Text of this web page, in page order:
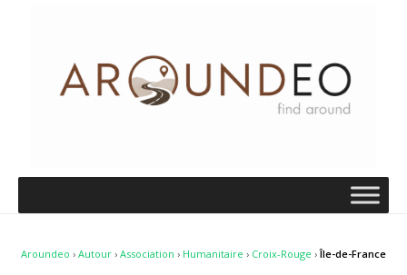
Aroundeo › Autour › Association › Humanitaire › Croix-Rouge ›Île-de-France